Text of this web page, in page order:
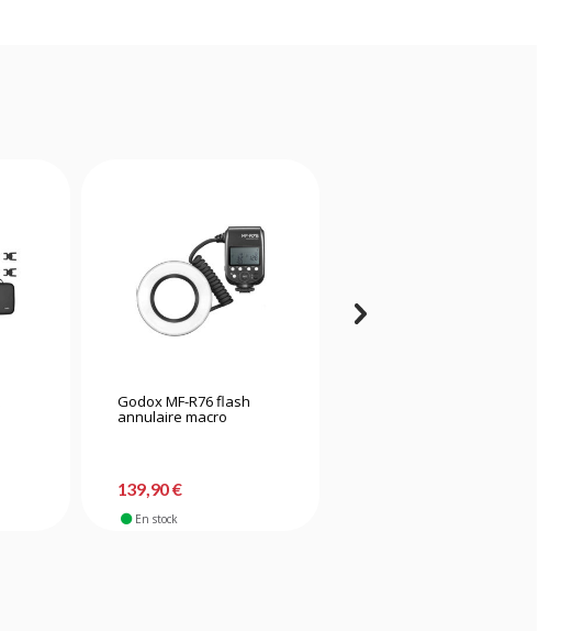
Godox MF-R76 flash
annulaire macro
139,90 €
En stock